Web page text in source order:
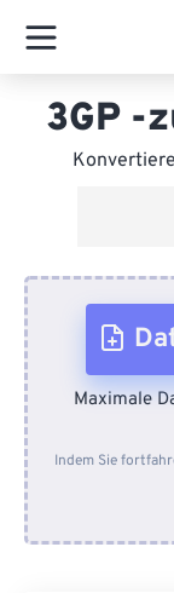
3GP -
Maximale
Indem Sie